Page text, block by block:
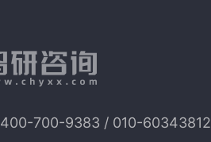
400-700-9383 / 010-60343812